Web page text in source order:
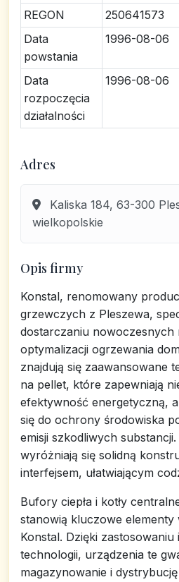
REGON
250641573
Data
powstania
1996-08-06
Data
rozpoczęcia
działalności
1996-08-06
Adres
Kaliska 184, 63-300
wielkopolskie
Opis firmy
Konstal, renomowany
grzewczych z Pleszewa,
dostarczaniu nowoczesnych
optymalizacji ogrzewania
znajdują się zaawansowane
na pellet, które zapewniają
efektywność energetyczną,
się do ochrony środowiska
emisji szkodliwych
wyróżniają się solidną
interfejsem, ułatwiającym
Bufory ciepła i kotły
stanowią kluczowe
Konstal. Dzięki
technologii, urządzenia te
magazynowanie i dystrybucję